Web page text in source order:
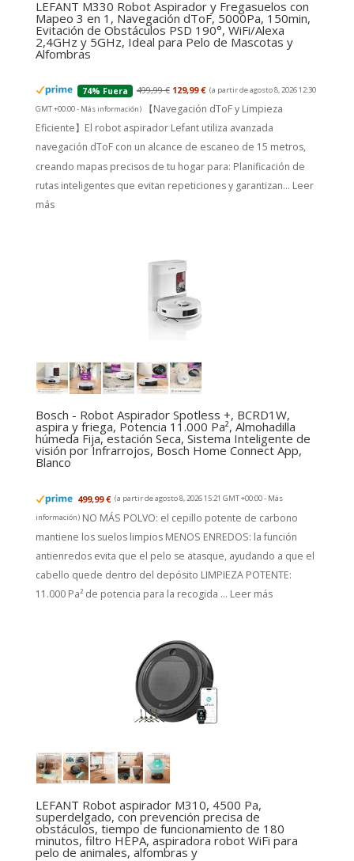
LEFANT M330 Robot Aspirador y Fregasuelos con
Mapeo 3 en 1, Navegación dToF, 5000Pa, 150min,
Evitación de Obstáculos PSD 190°, WiFi/Alexa
2,4GHz y 5GHz, Ideal para Pelo de Mascotas y
Alfombras
74% Fuera 499,99 € 129,99 € (a partir de agosto 8, 2026 12:30
GMT +00:00 - Más información)
【Navegación dToF y Limpieza
Eficiente】El robot aspirador Lefant utiliza avanzada
navegación dToF con un alcance de escaneo de 15 metros,
creando mapas precisos de tu hogar para: Planificación de
rutas inteligentes que evitan repeticiones y garantizan... Leer
más
Bosch - Robot Aspirador Spotless +, BCRD1W,
aspira y friega, Potencia 11.000 Pa², Almohadilla
húmeda Fija, estación Seca, Sistema Inteligente de
visión por Infrarrojos, Bosch Home Connect App,
Blanco
499,99 € (a partir de agosto 8, 2026 15:21 GMT +00:00 - Más
información) NO MÁS POLVO: el cepillo potente de carbono
mantiene los suelos limpios MENOS ENREDOS: la función
antienredos evita que el pelo se atasque, ayudando a que el
cabello quede dentro del depósito LIMPIEZA POTENTE:
11.000 Pa² de potencia para la recogida ... Leer más
LEFANT Robot aspirador M310, 4500 Pa,
superdelgado, con prevención precisa de
obstáculos, tiempo de funcionamiento de 180
minutos, filtro HEPA, aspiradora robot WiFi para
pelo de animales, alfombras y